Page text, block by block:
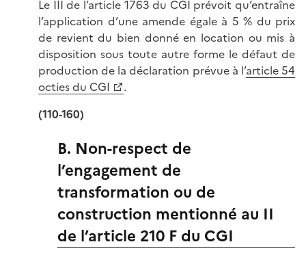
Le III de l’article 1763 du CGI prévoit qu’entraîne
l’application d’une amende égale à 5 % du prix
de revient du bien donné en location ou mis à
disposition sous toute autre forme le défaut de
production de la déclaration prévue à l’article 54
octies du CGI
.
(110-160)
B. Non-respect de
l’engagement de
transformation ou de
construction mentionné au II
de l’article 210 F du CGI